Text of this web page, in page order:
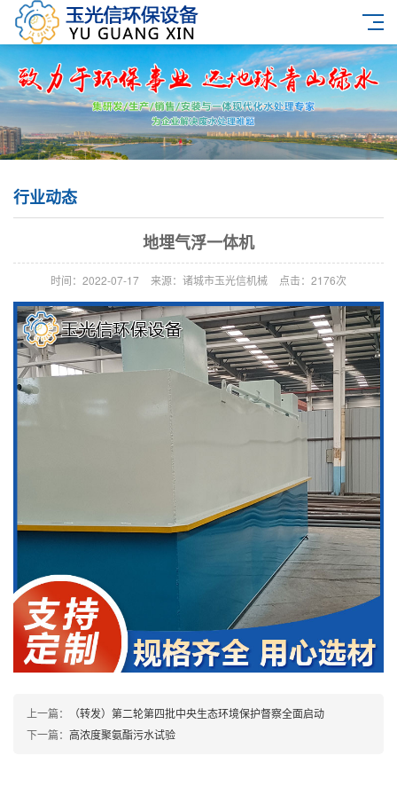
行业动态
地埋气浮一体机
时间：2022-07-17 来源：诸城市玉光信机械 点击：2176次
上一篇：
（转发）第二轮第四批中央生态环境保护督察全面启动
下一篇： 高浓度聚氨酯污水试验